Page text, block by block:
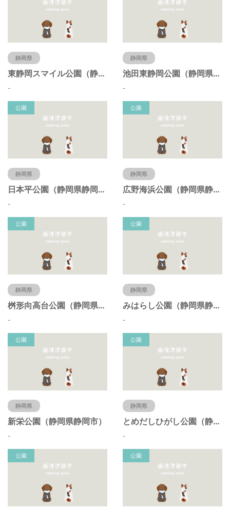
静岡県
東静岡スマイル公園（静岡県静岡市）
-
静岡県
池田東静岡公園（静岡県静岡市）
-
公園
静岡県
日本平公園（静岡県静岡市）
-
公園
静岡県
広野海浜公園（静岡県静岡市）
-
公園
静岡県
桝形向高台公園（静岡県静岡市）
-
公園
静岡県
みはらし公園（静岡県静岡市）
-
公園
静岡県
新栄公園（静岡県静岡市）
-
公園
静岡県
とめだしひがし公園（静岡県静岡市）
-
公園 公園